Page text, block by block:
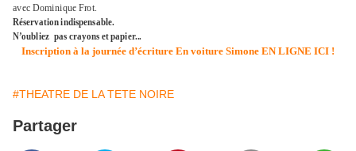
avec Dominique Frot.
Réservation indispensable.
N’oubliez pas crayons et papier...
Inscription à la journée d’écriture En voiture Simone EN LIGNE ICI !
#THEATRE DE LA TETE NOIRE
Partager